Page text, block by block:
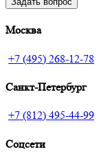
Москва
+7 (495) 268-12-78
Санкт-Петербург
+7 (812) 495-44-99
Соцсети